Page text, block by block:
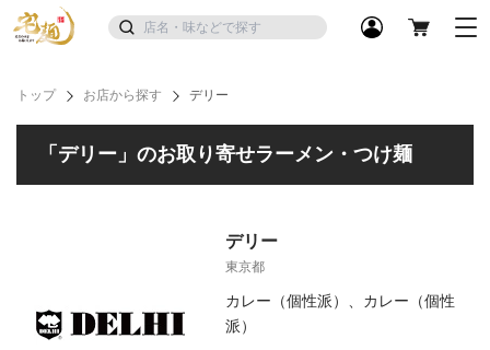
トップ お店から探す デリー
「デリー」のお取り寄せラーメン・つけ麺
デリー
東京都
カレー（個性派）、カレー（個性
派）